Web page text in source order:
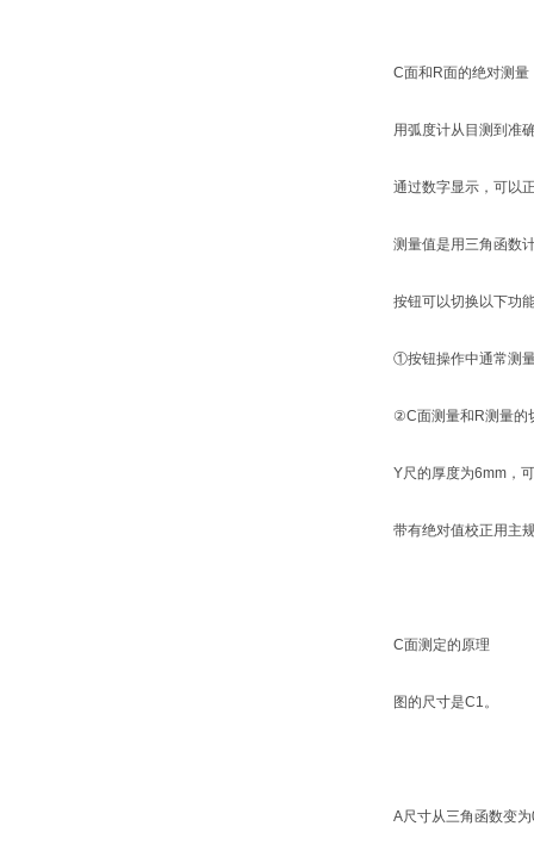
C面和R面的绝对测量
用弧度计从目测到准
通过数字显示，可以
测量值是用三角函数
按钮可以切换以下功
①按钮操作中通常测
②C面测量和R测量的
Y尺的厚度为6mm，
带有绝对值校正用主
C面测定的原理
图的尺寸是C1。
A尺寸从三角函数变